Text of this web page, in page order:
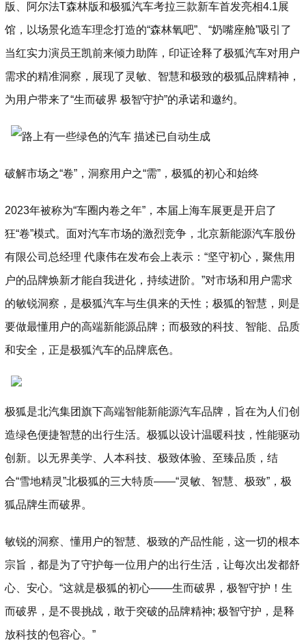
版、阿尔法T森林版和极狐汽车考拉三款新车首发亮相4.1展
馆，以场景化造车理念打造的“森林氧吧”、“奶嘴座舱”吸引了
当红实力演员王凯前来倾力助阵，印证诠释了极狐汽车对用户
需求的精准洞察，展现了灵敏、智慧和极致的极狐品牌精神，
为用户带来了“生而破界 极智守护”的承诺和邀约。
破解市场之“卷”，洞察用户之“需”，极狐的初心和始终
2023年被称为“车圈内卷之年”，本届上海车展更是开启了
狂“卷”模式。面对汽车市场的激烈竞争，北京新能源汽车股份
有限公司总经理 代康伟在发布会上表示：“坚守初心，聚焦用
户的品牌焕新才能自我进化，持续进阶。”对市场和用户需求
的敏锐洞察，是极狐汽车与生俱来的天性；极狐的智慧，则是
要做最懂用户的高端新能源品牌；而极致的科技、智能、品质
和安全，正是极狐汽车的品牌底色。
极狐是北汽集团旗下高端智能新能源汽车品牌，旨在为人们创
造绿色便捷智慧的出行生活。极狐以设计温暖科技，性能驱动
创新。以无界美学、人本科技、极致体验、至臻品质，结
合“雪地精灵”北极狐的三大特质——“灵敏、智慧、极致”，极
狐品牌生而破界。
敏锐的洞察、懂用户的智慧、极致的产品性能，这一切的根本
宗旨，都是为了守护每一位用户的出行生活，让每次出发都舒
心、安心。“这就是极狐的初心——生而破界，极智守护！生
而破界，是不畏挑战，敢于突破的品牌精神; 极智守护，是释
放科技的包容心。”